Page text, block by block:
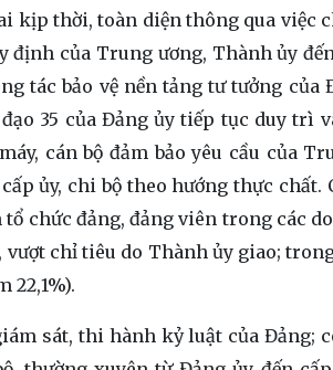
kịp thời, toàn diện thông qua việc
định của Trung ương, Thành ủy
tác bảo vệ nền tảng tư tưởng
35 của Đảng ủy tiếp tục duy trì
cán bộ đảm bảo yêu cầu của
ủy, chi bộ theo hướng thực
chức đảng, đảng viên trong các
vượt chỉ tiêu do Thành ủy giao;
22,1%).
sát, thi hành kỷ luật của Đảng;